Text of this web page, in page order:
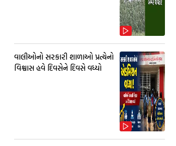
વાલીઓનો સરકારી શાળાઓ પ્રત્યેનો
વિશ્વાસ હવે દિવસેને દિવસે વધ્યો